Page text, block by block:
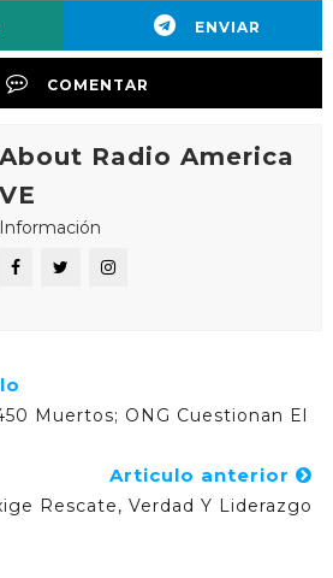
ENVIAR
COMENTAR
About Radio America
VE
Información
Muertos; ONG Cuestionan El
Articulo anterior
Rescate, Verdad Y Liderazgo